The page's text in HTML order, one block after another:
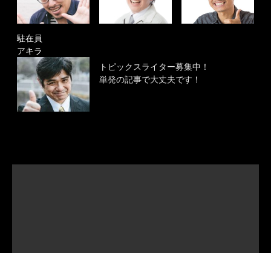
駐在員
アキラ
トピックスライター募集中！
単発の記事で大丈夫です！